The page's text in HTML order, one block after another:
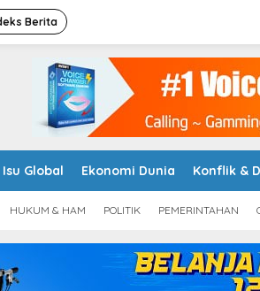
Berita
Isu Global Ekonomi Dunia Konflik &
HUKUM & HAM POLITIK PEMERINTAHAN